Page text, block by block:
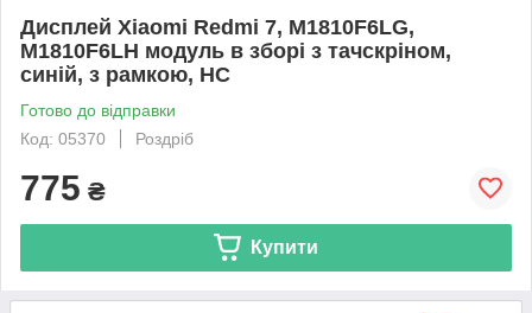
Дисплей Xiaomi Redmi 7, M1810F6LG,
M1810F6LH модуль в зборі з тачскріном,
синій, з рамкою, HC
Готово до відправки
Код: 05370
Роздріб
775 ₴
Купити